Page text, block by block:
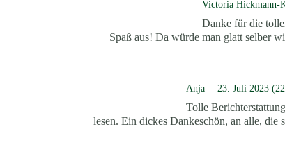
Victoria Hickmann-
Danke für die
Spaß aus! Da würde man glatt selber
Anja 23. Juli 2023
Tolle
lesen. Ein dickes Dankeschön, an alle,